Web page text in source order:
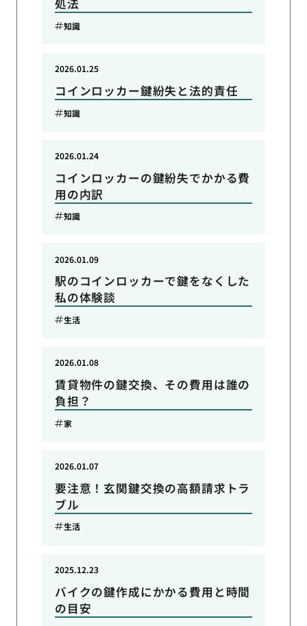
処法
知識
コインロッカー鍵紛失と法的責任
2026.01.25
知識
コインロッカーの鍵紛失でかかる費
用の内訳
2026.01.24
知識
駅のコインロッカーで鍵をなくした
私の体験談
2026.01.09
生活
賃貸物件の鍵交換、その費用は誰の
負担？
2026.01.08
家
要注意！玄関鍵交換の高額請求トラ
ブル
2026.01.07
生活
バイクの鍵作成にかかる費用と時間
の目安
2025.12.23